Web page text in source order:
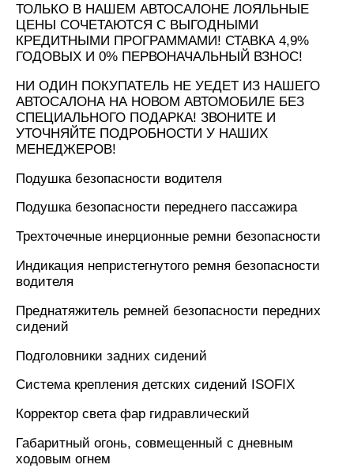
ТОЛЬКО В НАШЕМ АВТОСАЛОНЕ ЛОЯЛЬНЫЕ
ЦЕНЫ СОЧЕТАЮТСЯ С ВЫГОДНЫМИ
КРЕДИТНЫМИ ПРОГРАММАМИ! СТАВКА 4,9%
ГОДОВЫХ И 0% ПЕРВОНАЧАЛЬНЫЙ ВЗНОС!
НИ ОДИН ПОКУПАТЕЛЬ НЕ УЕДЕТ ИЗ НАШЕГО
АВТОСАЛОНА НА НОВОМ АВТОМОБИЛЕ БЕЗ
СПЕЦИАЛЬНОГО ПОДАРКА! ЗВОНИТЕ И
УТОЧНЯЙТЕ ПОДРОБНОСТИ У НАШИХ
МЕНЕДЖЕРОВ!
Подушка безопасности водителя
Подушка безопасности переднего пассажира
Трехточечные инерционные ремни безопасности
Индикация непристегнутого ремня безопасности
водителя
Преднатяжитель ремней безопасности передних
сидений
Подголовники задних сидений
Система крепления детских сидений ISOFIX
Корректор света фар гидравлический
Габаритный огонь, совмещенный с дневным
ходовым огнем